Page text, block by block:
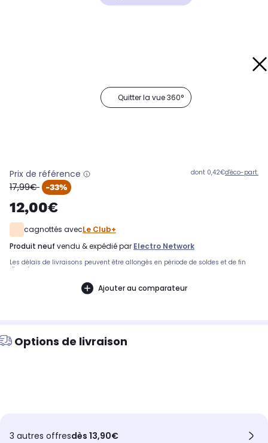
Quitter la vue 360°
Prix de référence
oldPrice
17,99€ -33%
12,00€
dont 0,42€d'éco-part.
cagnottés avecLe Club+
produit neuf vendu & expédié par Electro Network
Les délais de livraisons peuvent être allongés en période de soldes et de fin
d'année.
Ajouter au comparateur
Options de livraison
3 autres offresdès 13,90€